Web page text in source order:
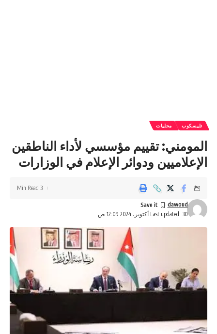
تليسكوب محليات
المومني: تقييم مؤسسي لأداء الناطقين
الإعلاميين ودوائر الإعلام في الوزارات
Last updated: 30 أكتوبر، 2024 12:09 ص
dawoud
3 Min Read